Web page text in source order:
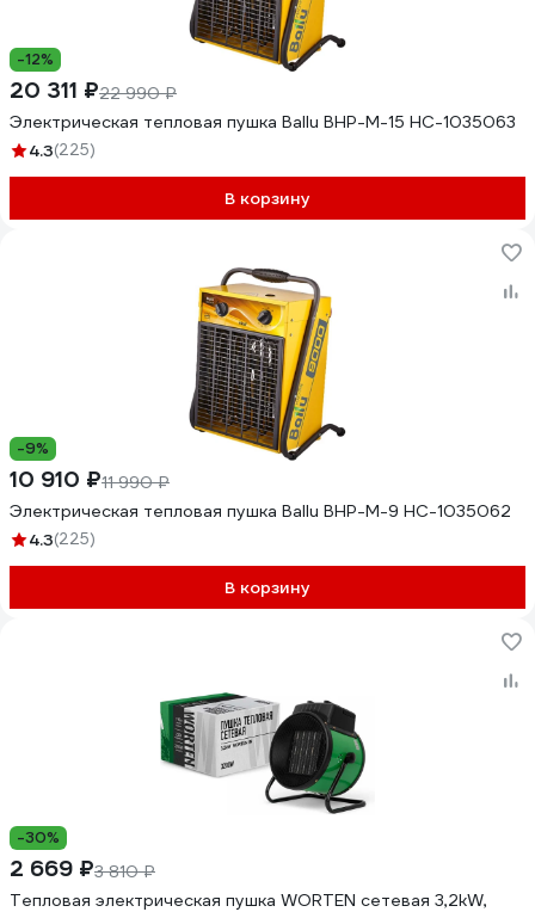
-12%
20 311 ₽22 990 ₽
Электрическая тепловая пушка Ballu BHP-M-15 НС-1035063
4.3(225)
В корзину
-9%
10 910 ₽11 990 ₽
Электрическая тепловая пушка Ballu BHP-M-9 НС-1035062
4.3(225)
В корзину
-30%
2 669 ₽3 810 ₽
Тепловая электрическая пушка WORTEN сетевая 3,2kW,